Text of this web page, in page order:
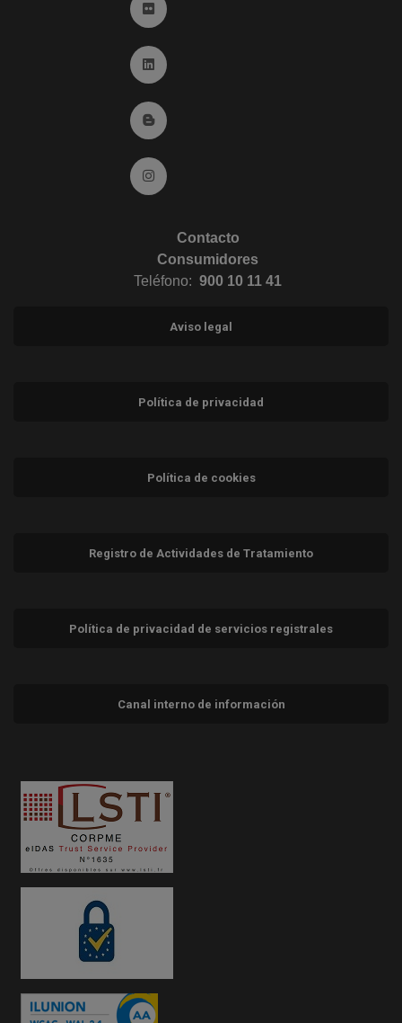
Ir a Flickr (abre en ventana nueva)
Ir a Linkedin (abre en ventana nueva)
Ir al Blog (abre en ventana nueva)
Ir a Instagram (abre en ventana nueva)
Contacto
Consumidores
Teléfono: 900 10 11 41
Aviso legal
Política de privacidad
Política de cookies
Registro de Actividades de Tratamiento
Política de privacidad de servicios registrales
Canal interno de información